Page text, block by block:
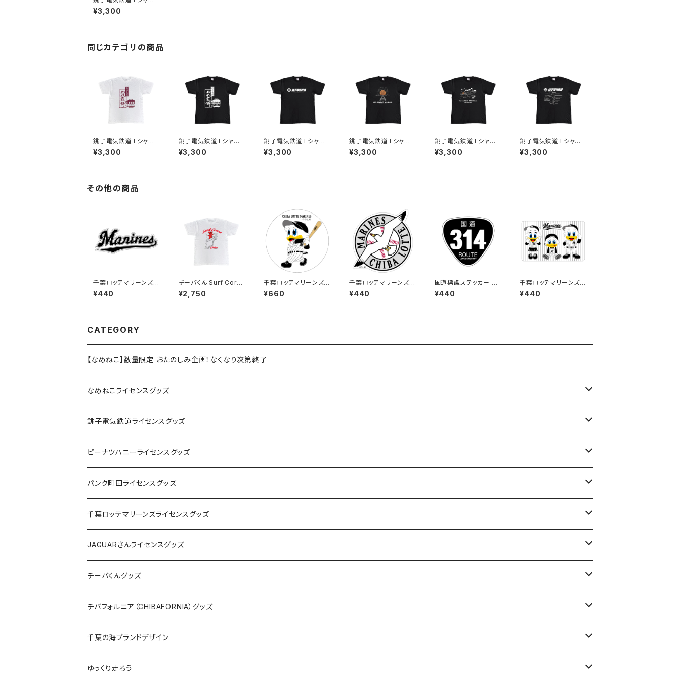
（ブラック）
¥3,300
同じカテゴリの商品
銚子電気鉄道Tシャツ1
（ホワイト）
¥3,300
銚子電気鉄道Tシャツ1
（ブラック）
¥3,300
銚子電気鉄道Tシャツ6
（ブラック）
¥3,300
銚子電気鉄道Tシャツ2
（ブラック）
¥3,300
銚子電気鉄道Tシャツ3
（ブラック）
¥3,300
銚子電気鉄道Tシャツ5
（ブラック）
¥3,300
その他の商品
千葉ロッテマリーンズス
テッカー16
¥440
チーバくん Surf Cors
t：Tシャツ（White）
¥2,750
千葉ロッテマリーンズス
テッカー8（大）
¥660
千葉ロッテマリーンズス
テッカー15
¥440
国道標識ステッカー 31
4号線（ブラック）
¥440
千葉ロッテマリーンズス
テッカー10
¥440
CATEGORY
【なめねこ】数量限定 おたのしみ企画！なくなり次第終了
なめねこライセンスグッズ
Tシャツ
キャップ
ステッカー
缶バッジ
ホテルキーホルダー
銚子電気鉄道ライセンスグッズ
ステッカー
缶バッジ
アクリルキーホルダー
ホテルキーホルダー
クリアファイル
Tシャツ
キャップ
トートバッグ
ピーナツハニーライセンスグッズ
Tシャツ
キャップ
バッグ
ステッカー
缶バッジ
キーホルダー
クリアファイル
パンク町田ライセンスグッズ
Tシャツ
キャップ
バッグ
ステッカー
缶バッジ
キーホルダー
千葉ロッテマリーンズライセンスグッズ
ステッカー
ステッカー
ステッカー大
缶バッジ
缶バッジ32mm
缶バッジ54mm
エコバッグ
JAGUARさんコラボグッズ
Tシャツ
サコッシュ
JAGUARさんライセンスグッズ
Tシャツ
ステッカー
缶バッジ
クリアファイル
チーバくんグッズ
Tシャツ
キャップ
エコバッグ
チバフォルニア（CHIBAFORNIA）グッズ
Tシャツ
キャップ
千葉の海ブランドデザイン
Tシャツ
ゆっくり走ろう